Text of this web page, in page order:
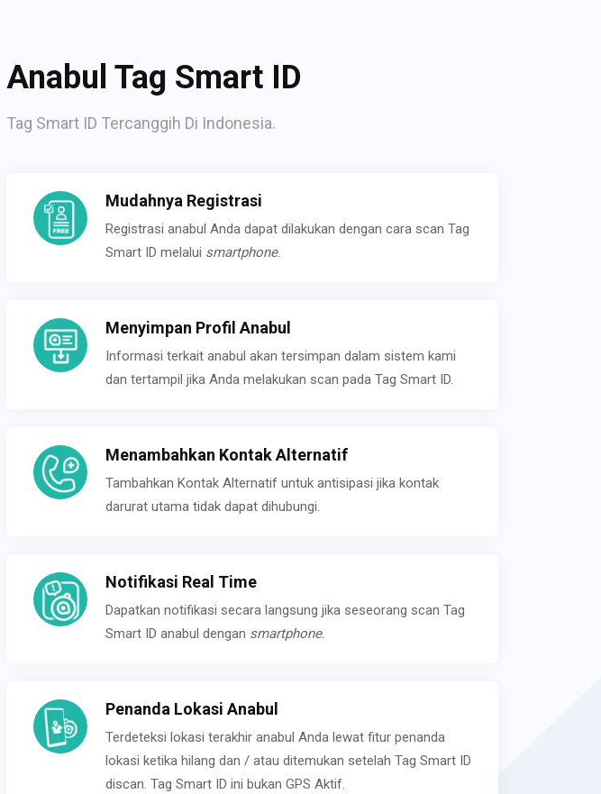
Anabul Tag Smart ID
Tag Smart ID Tercanggih Di Indonesia.
Mudahnya Registrasi
Registrasi anabul Anda dapat dilakukan dengan cara scan Tag
Smart ID melalui smartphone.
Menyimpan Profil Anabul
Informasi terkait anabul akan tersimpan dalam sistem kami
dan tertampil jika Anda melakukan scan pada Tag Smart ID.
Menambahkan Kontak Alternatif
Tambahkan Kontak Alternatif untuk antisipasi jika kontak
darurat utama tidak dapat dihubungi.
Notifikasi Real Time
Dapatkan notifikasi secara langsung jika seseorang scan Tag
Smart ID anabul dengan smartphone.
Penanda Lokasi Anabul
Terdeteksi lokasi terakhir anabul Anda lewat fitur penanda
lokasi ketika hilang dan / atau ditemukan setelah Tag Smart ID
discan. Tag Smart ID ini bukan GPS Aktif.